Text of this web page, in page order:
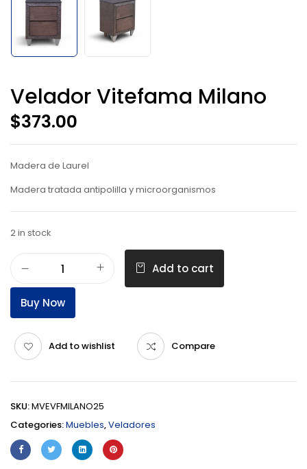
Velador Vitefama Milano
$373.00
Madera de Laurel
Madera tratada antipolilla y microorganismos
2 in stock
Add to cart
Buy Now
Add to wishlist Compare
SKU:MVEVFMILANO25
Categories:Muebles,Veladores